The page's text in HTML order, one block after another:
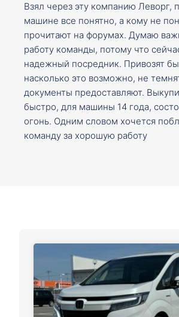
Взял через эту компанию Леворг,
машине все понятно, а кому не
прочитают на форумах. Думаю
работу команды, потому что
надежный посредник. Привозят
насколько это возможно, не
документы предоставляют.
быстро, для машины 14 года,
огонь. Одним словом хочется
команду за хорошую работу